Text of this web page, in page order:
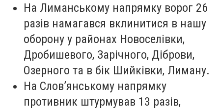
На Лиманському напрямку ворог 26
разів намагався вклинитися в нашу
оборону у районах Новоселівки,
Дробишевого, Зарічного, Діброви,
Озерного та в бік Шийківки, Лиману.
На Слов’янському напрямку
противник штурмував 13 разів,